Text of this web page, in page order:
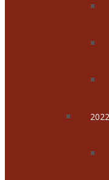
2022